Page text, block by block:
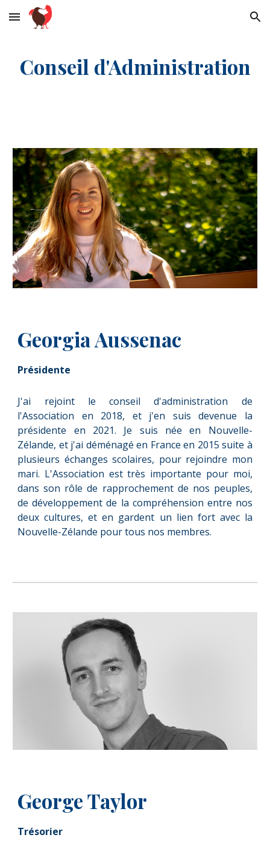
Skip to main content Skip to navigation
Conseil d'Administration
Georgia Aussenac
Présidente
J'ai rejoint le conseil d'administration de
l'Association en 2018, et j'en suis devenue la
présidente en 2021. Je suis née en Nouvelle-
Zélande, et j'ai déménagé en France en 2015 suite à
plusieurs échanges scolaires, pour rejoindre mon
mari. L'Association est très importante pour moi,
dans son rôle de rapprochement de nos peuples,
de développement de la compréhension entre nos
deux cultures, et en gardent un lien fort avec la
Nouvelle-Zélande pour tous nos membres.
George Taylor
Trésorier